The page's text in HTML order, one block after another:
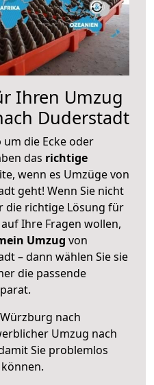
Ihren Umzug
Duderstadt
um die Ecke oder
das richtige
wenn es Umzüge von
geht! Wenn Sie nicht
die richtige Lösung für
Ihre Fragen wollen,
Umzug von
– dann wählen Sie sie
die passende
nach
Umzug nach
Sie problemlos